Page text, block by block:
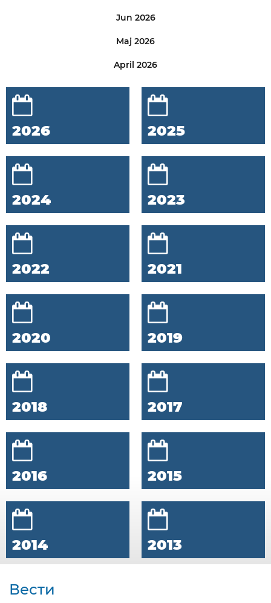
Jun 2026
Maj 2026
April 2026
2026 2025
2024 2023
2022 2021
2020 2019
2018 2017
2016 2015
2014 2013
Вести